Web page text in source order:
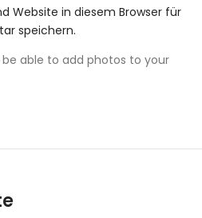
Website in diesem Browser für
speichern.
able to add photos to your